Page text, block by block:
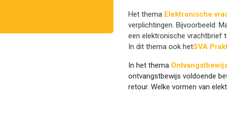
​Het thema Elektronische
verplichtingen. Bijvoorbeeld:
een elektronische vrachtbrief
In dit thema ook hetSVA
In het thema
ontvangstbewijs voldoende
retour. Welke vormen van